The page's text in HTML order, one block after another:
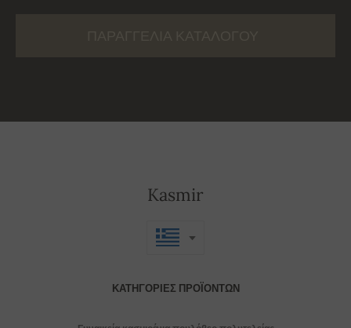
Kasmir
ΚΑΤΗΓΟΡΊΕΣ ΠΡΟΪΌΝΤΩΝ